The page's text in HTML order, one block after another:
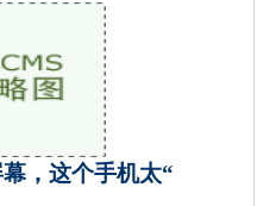
，这个手机太“